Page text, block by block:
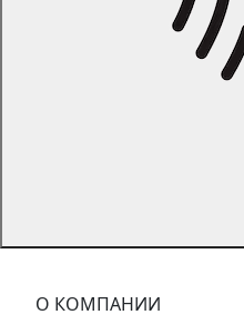
О КОМПАНИИ